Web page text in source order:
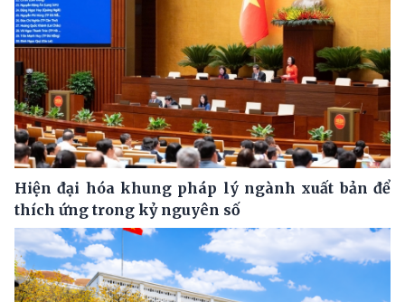
Hiện đại hóa khung pháp lý ngành xuất bản để
thích ứng trong kỷ nguyên số